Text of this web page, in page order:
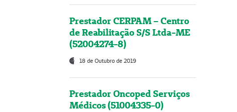
Prestador CERPAM – Centro
de Reabilitação S/S Ltda-ME
(52004274-8)
18 de Outubro de 2019
Prestador Oncoped Serviços
Médicos (51004335-0)